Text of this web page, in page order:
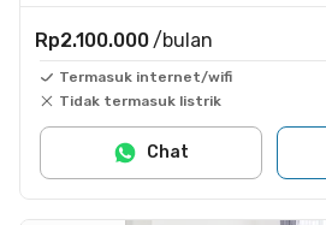
Rp2.100.000 /bulan
Termasuk internet/wifi
Tidak termasuk listrik
Chat